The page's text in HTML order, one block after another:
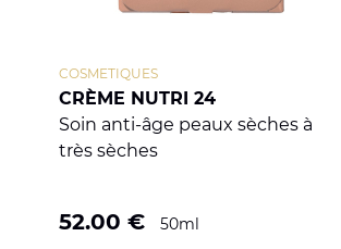
CRÈME NUTRI 24
COSMETIQUES
Soin anti-âge peaux sèches à
très sèches
52.00 € 50ml